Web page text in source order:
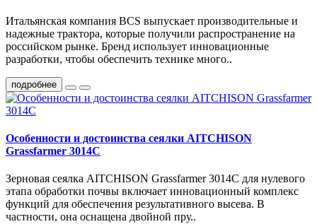
Итальянская компания BCS выпускает производительные и
надежные трактора, которые получили распространение на
российском рынке. Бренд использует инновационные
разработки, чтобы обеспечить технике много..
подробнее
Особенности и достоинства сеялки AITCHISON
Grassfarmer 3014С
Зерновая сеялка AITCHISON Grassfarmer 3014С для нулевого
этапа обработки почвы включает инновационный комплекс
функций для обеспечения результативного высева. В
частности, она оснащена двойной пру..